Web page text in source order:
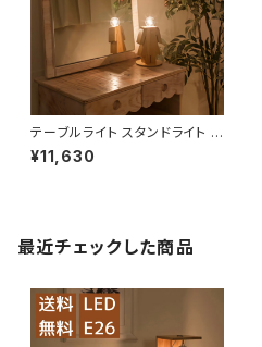
テーブルライト スタンドライト L
ED LBMT-SNUH【送料無料】
¥11,630
最近チェックした商品